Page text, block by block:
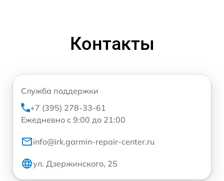
Контакты
Служба поддержки
+7 (395) 278-33-61
Ежедневно с 9:00 до 21:00
info@irk.garmin-repair-center.ru
ул. Дзержинского, 25